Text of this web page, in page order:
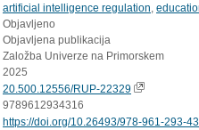
artificial intelligence regulation
Objavljeno
Objavljena publikacija
Založba Univerze na Primorskem
2025
20.500.12556/RUP-22329
9789612934316
https://doi.org/10.26493/978-961-293-